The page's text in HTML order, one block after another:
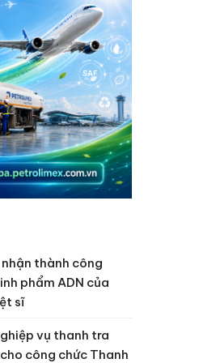
nhận thành công
phẩm ADN của
sĩ
vụ thanh tra
công chức Thanh